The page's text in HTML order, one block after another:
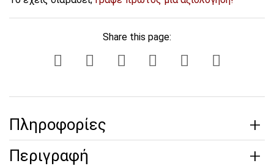
Share this page:
Πληροφορίες
Περιγραφή